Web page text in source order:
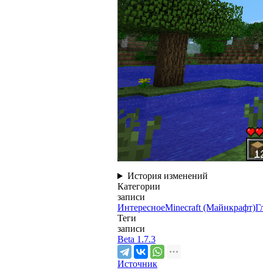
История изменений
Категории
записи
ИнтересноеMinecraft (Майнкрафт)
Теги
записи
Beta 1.7.3
Источник